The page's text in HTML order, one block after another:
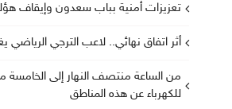
تعزيزات أمنية بباب سعدون وإيقاف
أثر اتفاق نهائي.. لاعب الترجي الرياضي
من الساعة منتصف النهار إلى
للكهرباء عن هذه المناطق